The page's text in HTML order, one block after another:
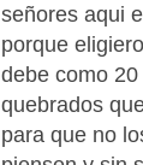
señores aqui
porque
debe como
quebrados
para que no